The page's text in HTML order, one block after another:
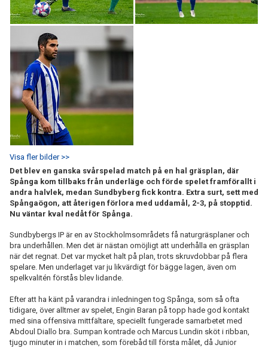
Visa fler bilder >>
Det blev en ganska svårspelad match på en hal gräsplan, där
Spånga kom tillbaks från underläge och förde spelet framförallt i
andra halvlek, medan Sundbyberg fick kontra. Extra surt, sett med
Spångaögon, att återigen förlora med uddamål, 2-3, på stopptid.
Nu väntar kval nedåt för Spånga.
Sundbybergs IP är en av Stockholmsområdets få naturgräsplaner och
bra underhållen. Men det är nästan omöjligt att underhålla en gräsplan
när det regnat. Det var mycket halt på plan, trots skruvdobbar på flera
spelare. Men underlaget var ju likvärdigt för bägge lagen, även om
spelkvalitén förstås blev lidande.
Efter att ha känt på varandra i inledningen tog Spånga, som så ofta
tidigare, över alltmer av spelet, Engin Baran på topp hade god kontakt
med sina offensiva mittfältare, speciellt fungerade samarbetet med
Abdoul Diallo bra. Sumpan kontrade och Marcus Lundin sköt i ribban,
tjugo minuter in i matchen, som förebåd till första målet, då Junior